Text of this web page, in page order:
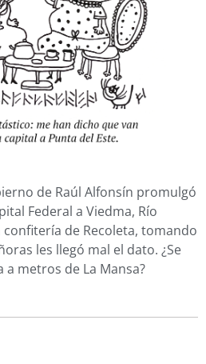
de Raúl Alfonsín promulgó
Federal a Viedma, Río
confitería de Recoleta, tomando
les llegó mal el dato. ¿Se
a metros de La Mansa?